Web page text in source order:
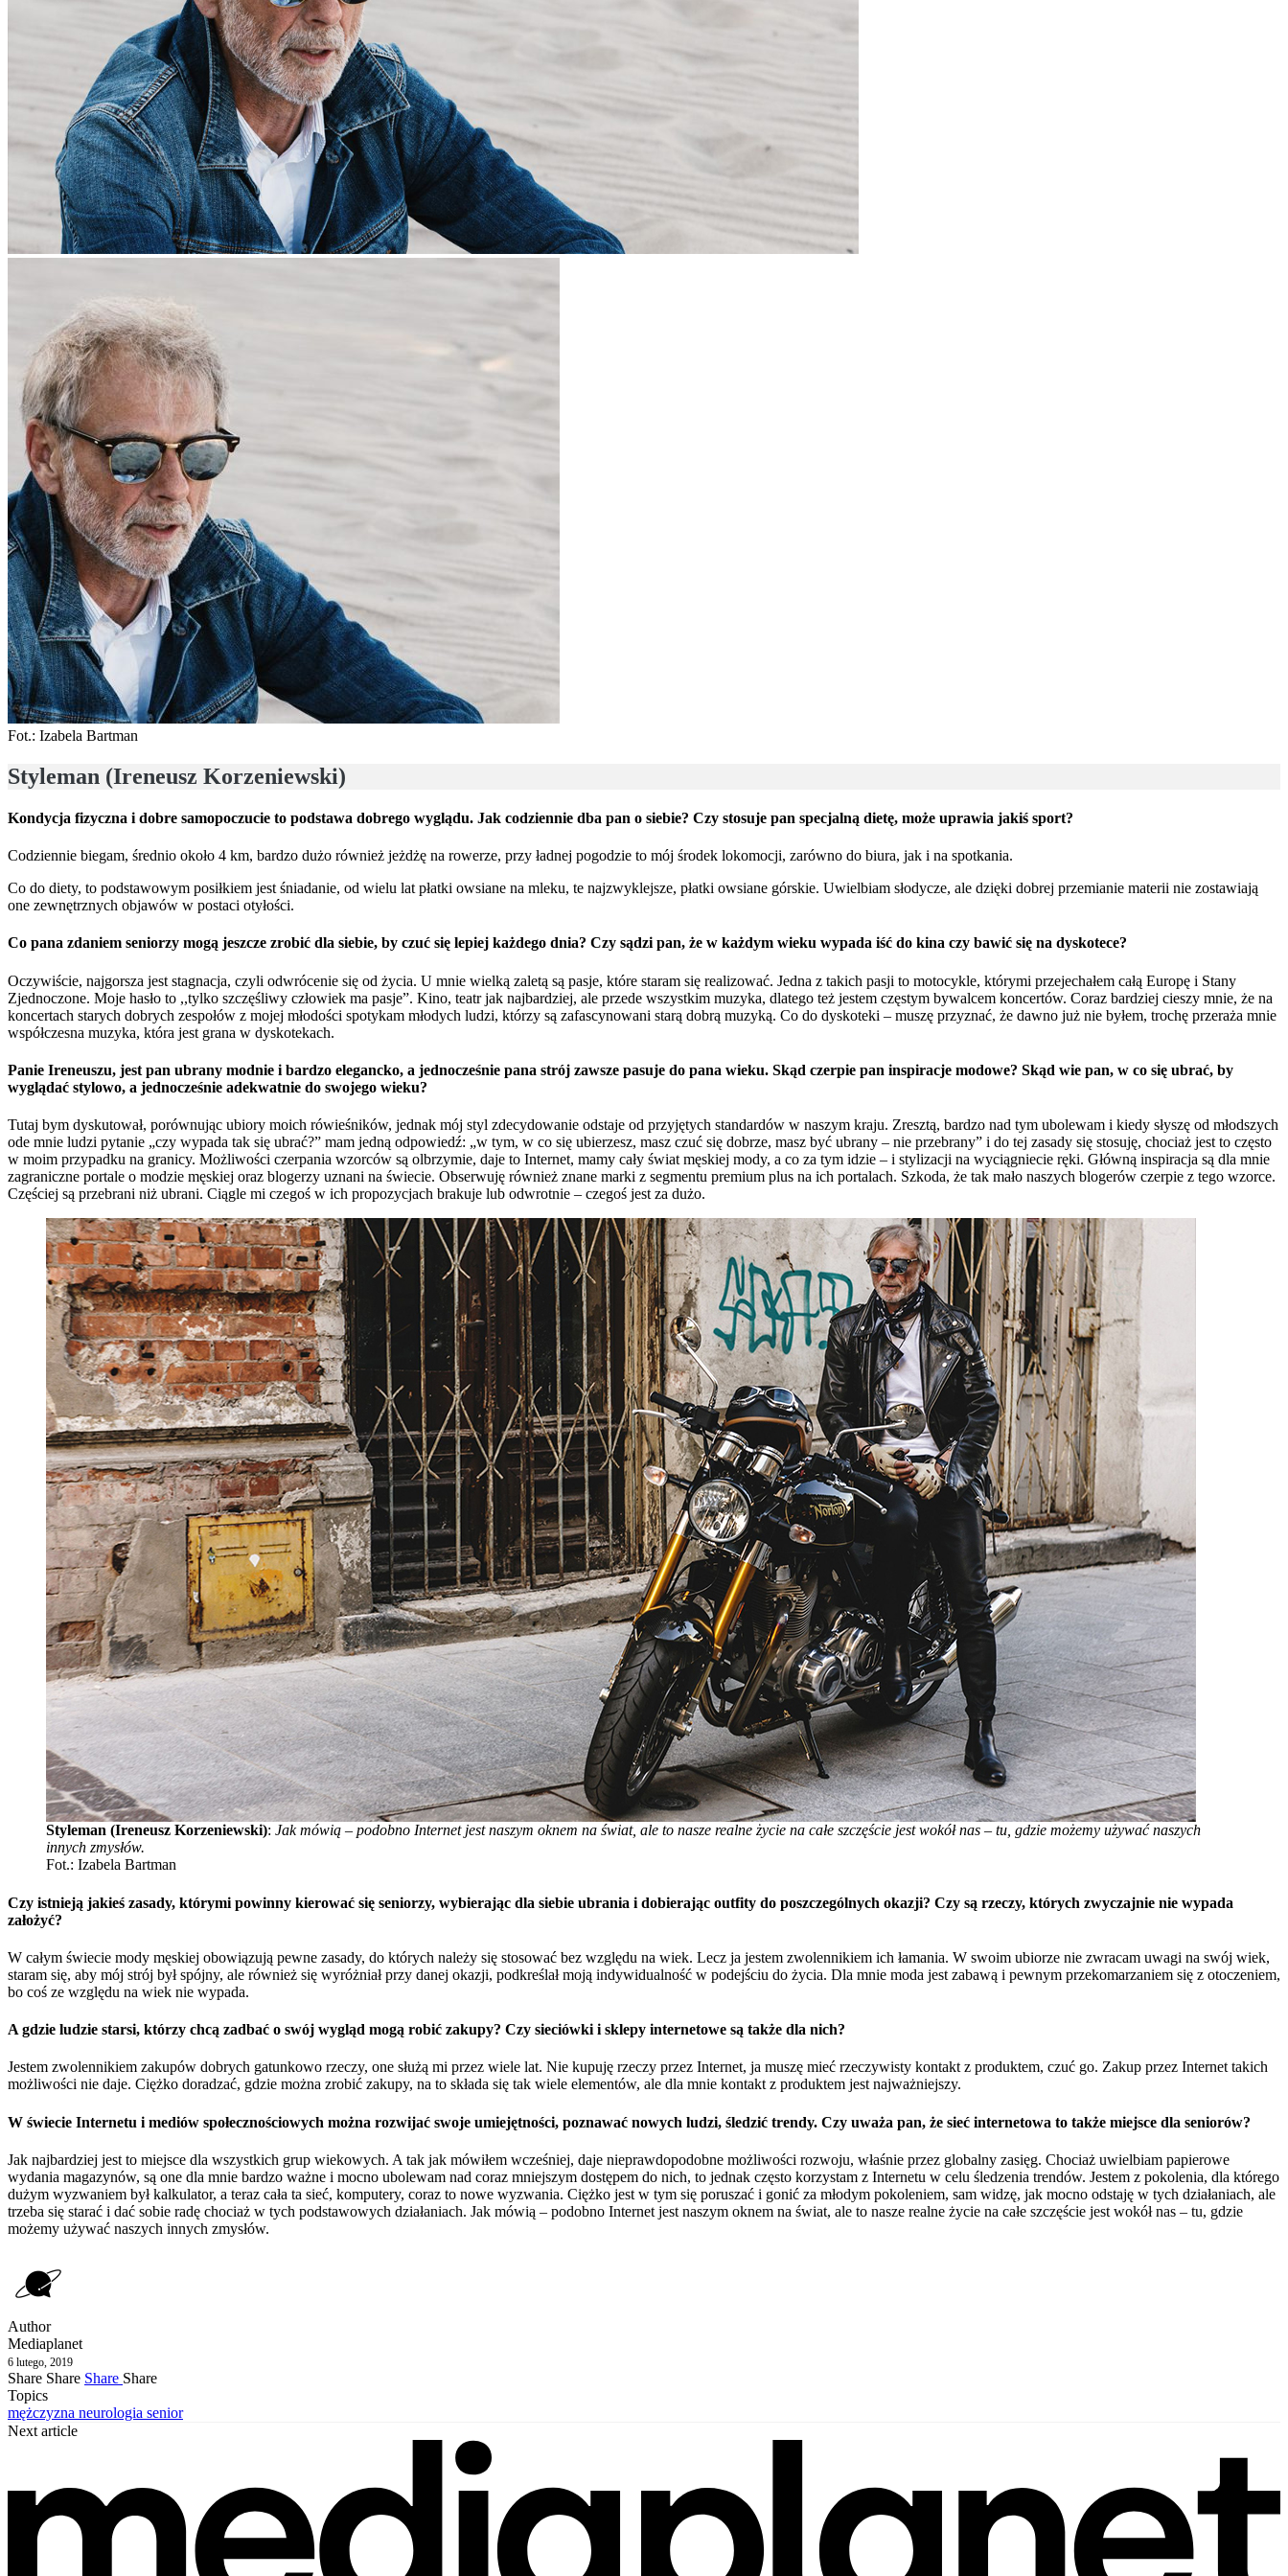
Fot.: Izabela Bartman
Styleman (Ireneusz Korzeniewski)
Kondycja fizyczna i dobre samopoczucie to podstawa dobrego wyglądu. Jak codziennie dba pan o siebie? Czy stosuje pan specjalną dietę, może uprawia jakiś sport?
Codziennie biegam, średnio około 4 km, bardzo dużo również jeżdżę na rowerze, przy ładnej pogodzie to mój środek lokomocji, zarówno do biura, jak i na spotkania.
Co do diety, to podstawowym posiłkiem jest śniadanie, od wielu lat płatki owsiane na mleku, te najzwyklejsze, płatki owsiane górskie. Uwielbiam słodycze, ale dzięki dobrej przemianie materii nie zostawiają
one zewnętrznych objawów w postaci otyłości.
Co pana zdaniem seniorzy mogą jeszcze zrobić dla siebie, by czuć się lepiej każdego dnia? Czy sądzi pan, że w każdym wieku wypada iść do kina czy bawić się na dyskotece?
Oczywiście, najgorsza jest stagnacja, czyli odwrócenie się od życia. U mnie wielką zaletą są pasje, które staram się realizować. Jedna z takich pasji to motocykle, którymi przejechałem całą Europę i Stany
Zjednoczone. Moje hasło to ,,tylko szczęśliwy człowiek ma pasje”. Kino, teatr jak najbardziej, ale przede wszystkim muzyka, dlatego też jestem częstym bywalcem koncertów. Coraz bardziej cieszy mnie, że na
koncertach starych dobrych zespołów z mojej młodości spotykam młodych ludzi, którzy są zafascynowani starą dobrą muzyką. Co do dyskoteki – muszę przyznać, że dawno już nie byłem, trochę przeraża mnie
współczesna muzyka, która jest grana w dyskotekach.
Panie Ireneuszu, jest pan ubrany modnie i bardzo elegancko, a jednocześnie pana strój zawsze pasuje do pana wieku. Skąd czerpie pan inspiracje modowe? Skąd wie pan, w co się ubrać, by
wyglądać stylowo, a jednocześnie adekwatnie do swojego wieku?
Tutaj bym dyskutował, porównując ubiory moich rówieśników, jednak mój styl zdecydowanie odstaje od przyjętych standardów w naszym kraju. Zresztą, bardzo nad tym ubolewam i kiedy słyszę od młodszych
ode mnie ludzi pytanie „czy wypada tak się ubrać?” mam jedną odpowiedź: „w tym, w co się ubierzesz, masz czuć się dobrze, masz być ubrany – nie przebrany” i do tej zasady się stosuję, chociaż jest to często
w moim przypadku na granicy. Możliwości czerpania wzorców są olbrzymie, daje to Internet, mamy cały świat męskiej mody, a co za tym idzie – i stylizacji na wyciągniecie ręki. Główną inspiracja są dla mnie
zagraniczne portale o modzie męskiej oraz blogerzy uznani na świecie. Obserwuję również znane marki z segmentu premium plus na ich portalach. Szkoda, że tak mało naszych blogerów czerpie z tego wzorce.
Częściej są przebrani niż ubrani. Ciągle mi czegoś w ich propozycjach brakuje lub odwrotnie – czegoś jest za dużo.
Styleman (Ireneusz Korzeniewski): Jak mówią – podobno Internet jest naszym oknem na świat, ale to nasze realne życie na całe szczęście jest wokół nas – tu, gdzie możemy używać naszych
innych zmysłów.
Fot.: Izabela Bartman
Czy istnieją jakieś zasady, którymi powinny kierować się seniorzy, wybierając dla siebie ubrania i dobierając outfity do poszczególnych okazji? Czy są rzeczy, których zwyczajnie nie wypada
założyć?
W całym świecie mody męskiej obowiązują pewne zasady, do których należy się stosować bez względu na wiek. Lecz ja jestem zwolennikiem ich łamania. W swoim ubiorze nie zwracam uwagi na swój wiek,
staram się, aby mój strój był spójny, ale również się wyróżniał przy danej okazji, podkreślał moją indywidualność w podejściu do życia. Dla mnie moda jest zabawą i pewnym przekomarzaniem się z otoczeniem,
bo coś ze względu na wiek nie wypada.
A gdzie ludzie starsi, którzy chcą zadbać o swój wygląd mogą robić zakupy? Czy sieciówki i sklepy internetowe są także dla nich?
Jestem zwolennikiem zakupów dobrych gatunkowo rzeczy, one służą mi przez wiele lat. Nie kupuję rzeczy przez Internet, ja muszę mieć rzeczywisty kontakt z produktem, czuć go. Zakup przez Internet takich
możliwości nie daje. Ciężko doradzać, gdzie można zrobić zakupy, na to składa się tak wiele elementów, ale dla mnie kontakt z produktem jest najważniejszy.
W świecie Internetu i mediów społecznościowych można rozwijać swoje umiejętności, poznawać nowych ludzi, śledzić trendy. Czy uważa pan, że sieć internetowa to także miejsce dla seniorów?
Jak najbardziej jest to miejsce dla wszystkich grup wiekowych. A tak jak mówiłem wcześniej, daje nieprawdopodobne możliwości rozwoju, właśnie przez globalny zasięg. Chociaż uwielbiam papierowe
wydania magazynów, są one dla mnie bardzo ważne i mocno ubolewam nad coraz mniejszym dostępem do nich, to jednak często korzystam z Internetu w celu śledzenia trendów. Jestem z pokolenia, dla którego
dużym wyzwaniem był kalkulator, a teraz cała ta sieć, komputery, coraz to nowe wyzwania. Ciężko jest w tym się poruszać i gonić za młodym pokoleniem, sam widzę, jak mocno odstaję w tych działaniach, ale
trzeba się starać i dać sobie radę chociaż w tych podstawowych działaniach. Jak mówią – podobno Internet jest naszym oknem na świat, ale to nasze realne życie na całe szczęście jest wokół nas – tu, gdzie
możemy używać naszych innych zmysłów.
Author
Mediaplanet
6 lutego, 2019
Share Share Share Share
Topics
mężczyzna neurologia senior
Next article